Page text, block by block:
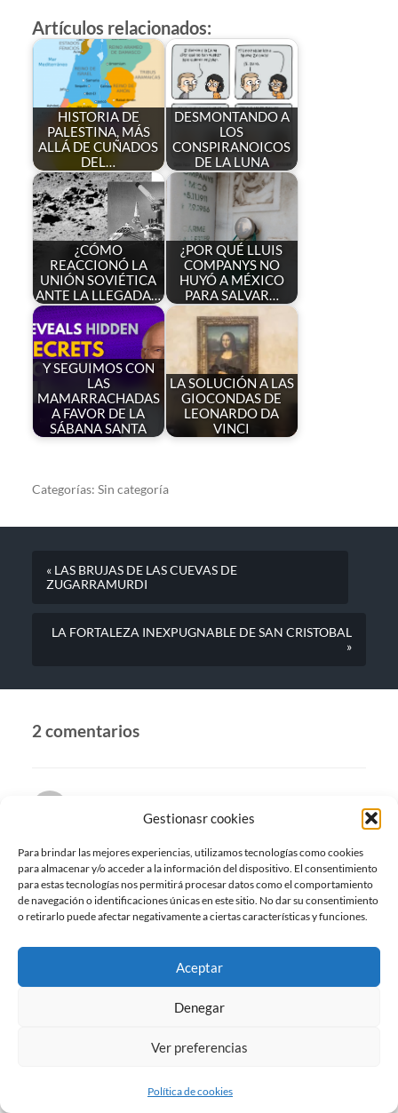
Gestionasr cookies
Para brindar las mejores experiencias, utilizamos tecnologías como cookies
para almacenar y/o acceder a la información del dispositivo. El consentimiento
para estas tecnologías nos permitirá procesar datos como el comportamiento
de navegación o identificaciones únicas en este sitio. No dar su consentimiento
o retirarlo puede afectar negativamente a ciertas características y funciones.
Aceptar
Denegar
Ver preferencias
Política de cookies
Artículos relacionados:
HISTORIA DE
PALESTINA, MÁS
ALLÁ DE CUÑADOS
DEL…
DESMONTANDO A
LOS
CONSPIRANOICOS
DE LA LUNA
¿CÓMO
REACCIONÓ LA
UNIÓN SOVIÉTICA
ANTE LA LLEGADA…
¿POR QUÉ LLUIS
COMPANYS NO
HUYÓ A MÉXICO
PARA SALVAR…
Y SEGUIMOS CON
LAS
MAMARRACHADAS
A FAVOR DE LA
SÁBANA SANTA
LA SOLUCIÓN A LAS
GIOCONDAS DE
LEONARDO DA
VINCI
Categorías: Sin categoría
« LAS BRUJAS DE LAS CUEVAS DE
ZUGARRAMURDI
LA FORTALEZA INEXPUGNABLE DE SAN CRISTOBAL
»
2 comentarios
9 ABRIL, 2018 A LAS 20:07
Muy bueno. sólo deberías traducir los epítetos de los
historiadores..gran trabajó
RESPONDER
sobre su existencia..?? Ni una sola…